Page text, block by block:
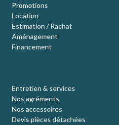
Promotions
Location
Estimation / Rachat
Aménagement
Financement
Entretien & services
Nos agréments
Nos accessoires
Devis pièces détachées